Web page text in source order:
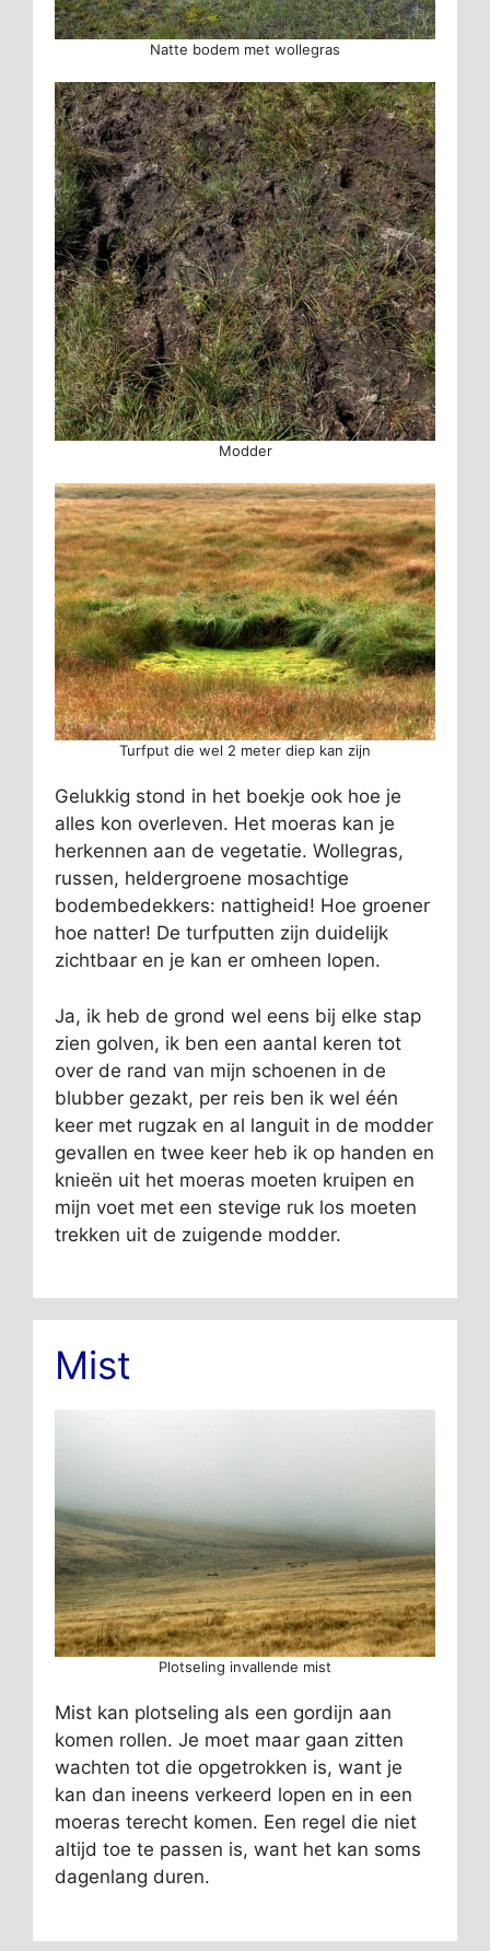
Natte bodem met wollegras
Modder
Turfput die wel 2 meter diep kan zijn
Gelukkig stond in het boekje ook hoe je
alles kon overleven. Het moeras kan je
herkennen aan de vegetatie. Wollegras,
russen, heldergroene mosachtige
bodembedekkers: nattigheid! Hoe groener
hoe natter! De turfputten zijn duidelijk
zichtbaar en je kan er omheen lopen.
Ja, ik heb de grond wel eens bij elke stap
zien golven, ik ben een aantal keren tot
over de rand van mijn schoenen in de
blubber gezakt, per reis ben ik wel één
keer met rugzak en al languit in de modder
gevallen en twee keer heb ik op handen en
knieën uit het moeras moeten kruipen en
mijn voet met een stevige ruk los moeten
trekken uit de zuigende modder.
Mist
Plotseling invallende mist
Mist kan plotseling als een gordijn aan
komen rollen. Je moet maar gaan zitten
wachten tot die opgetrokken is, want je
kan dan ineens verkeerd lopen en in een
moeras terecht komen. Een regel die niet
altijd toe te passen is, want het kan soms
dagenlang duren.